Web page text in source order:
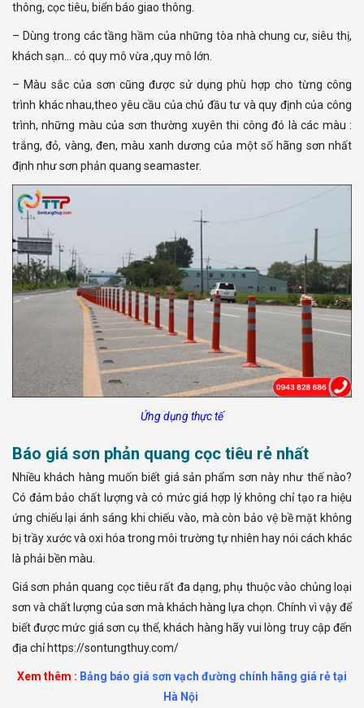
thông, cọc tiêu, biển báo giao thông.
– Dùng trong các tầng hầm của những tòa nhà chung cư, siêu thị,
khách sạn… có quy mô vừa ,quy mô lớn.
– Màu sắc của sơn cũng được sử dụng phù hợp cho từng công
trình khác nhau,theo yêu cầu của chủ đầu tư và quy định của công
trình, những màu của sơn thường xuyên thi công đó là các màu :
trắng, đỏ, vàng, đen, màu xanh dương của một số hãng sơn nhất
định như sơn phản quang seamaster.
Ứng dụng thực tế
Báo giá sơn phản quang cọc tiêu rẻ nhất
Nhiều khách hàng muốn biết giá sản phẩm sơn này như thế nào?
Có đảm bảo chất lượng và có mức giá hợp lý không chỉ tạo ra hiệu
ứng chiếu lại ánh sáng khi chiếu vào, mà còn bảo vệ bề mặt không
bị trầy xước và oxi hóa trong môi trường tự nhiên hay nói cách khác
là phải bền màu.
Giá sơn phản quang cọc tiêu rất đa dạng, phụ thuộc vào chủng loại
sơn và chất lượng của sơn mà khách hàng lựa chọn. Chính vì vậy để
biết được mức giá sơn cụ thể, khách hàng hãy vui lòng truy cập đến
địa chỉ https://sontungthuy.com/
Xem thêm : Bảng báo giá sơn vạch đường chính hãng giá rẻ tại
Hà Nội